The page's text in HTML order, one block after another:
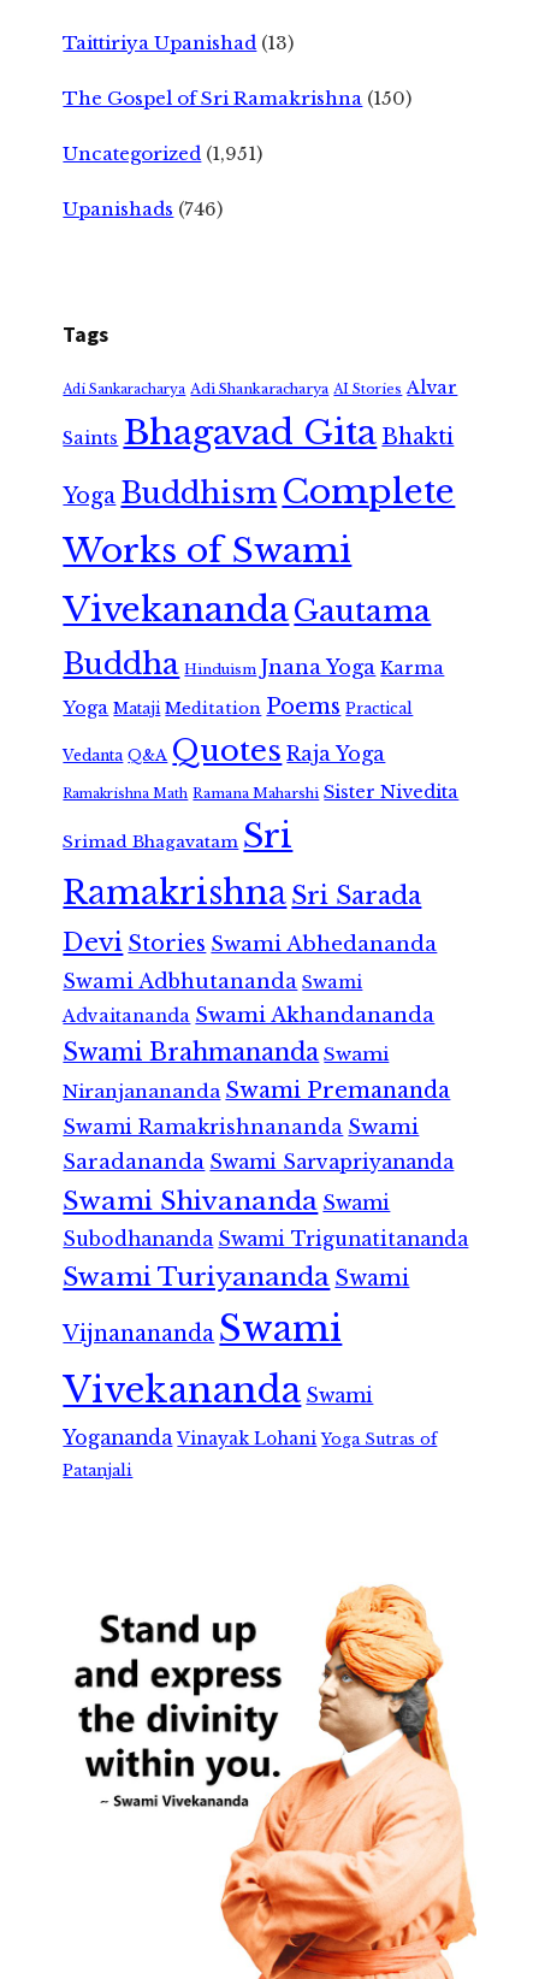
Taittiriya Upanishad (13)
The Gospel of Sri Ramakrishna (150)
Uncategorized (1,951)
Upanishads (746)
Tags
Adi Sankaracharya Adi Shankaracharya AI Stories Alvar
Saints Bhagavad GitaBhakti
Yoga Buddhism Complete
Works of Swami
VivekanandaGautama
Buddha Hinduism Jnana Yoga Karma
Yoga Mataji Meditation Poems Practical
Vedanta Q&A Quotes Raja Yoga
Ramakrishna Math Ramana Maharshi Sister Nivedita
Srimad Bhagavatam Sri
RamakrishnaSri Sarada
Devi Stories Swami Abhedananda
Swami Adbhutananda Swami
Advaitananda Swami Akhandananda
Swami Brahmananda Swami
Niranjanananda Swami Premananda
Swami Ramakrishnananda Swami
Saradananda Swami Sarvapriyananda
Swami Shivananda Swami
Subodhananda Swami Trigunatitananda
Swami Turiyananda Swami
Vijnanananda Swami
Vivekananda Swami
Yogananda Vinayak Lohani Yoga Sutras of
Patanjali